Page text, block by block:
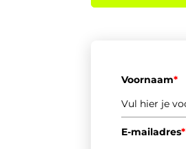
Voornaam*
E-mailadres*